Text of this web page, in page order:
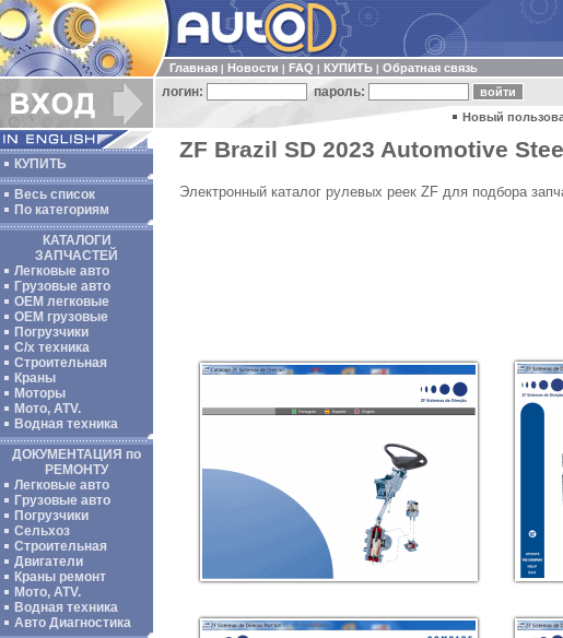
Главная Новости FAQ КУПИТЬ Обратная связь
логин: пароль:
Новый
КУПИТЬ
Весь список
По категориям
КАТАЛОГИ
ЗАПЧАСТЕЙ
Легковые авто
Грузовые авто
ОЕМ легковые
OEM грузовые
Погрузчики
С/х техника
Строительная
Краны
Моторы
Мото, ATV.
Водная техника
ДОКУМЕНТАЦИЯ по
РЕМОНТУ
Легковые авто
Грузовые авто
Погрузчики
Сельхоз
Строительная
Двигатели
Краны ремонт
Мото, ATV.
Водная техника
Авто Диагностика
ZF Brazil SD 2023 Automotive
Электронный каталог рулевых реек ZF для подбора